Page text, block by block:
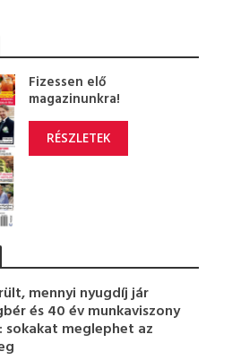
Fizessen elő
magazinunkra!
RÉSZLETEK
mennyi nyugdíj jár
és 40 év munkaviszony
sokakat meglephet az